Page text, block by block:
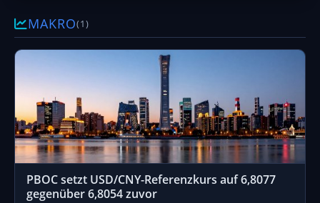
MAKRO(1)
PBOC setzt USD/CNY-Referenzkurs auf 6,8077
gegenüber 6,8054 zuvor